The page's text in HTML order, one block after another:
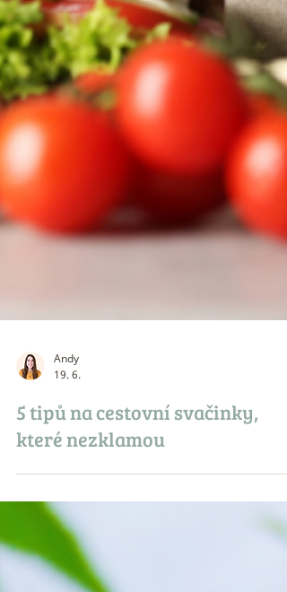
19. 6.
5 tipů na cestovní svačinky,
které nezklamou